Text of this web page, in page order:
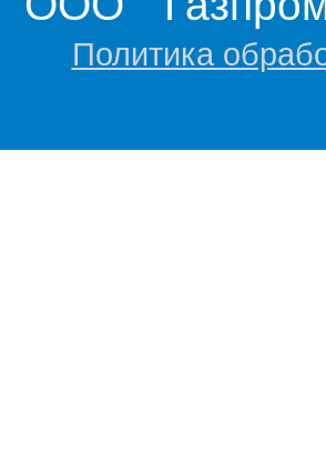
Политика